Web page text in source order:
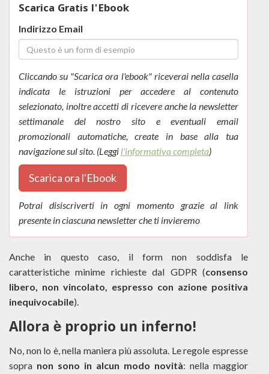
Scarica Gratis l'Ebook
Indirizzo Email
Cliccando su "Scarica ora l'ebook" riceverai nella casella
indicata le istruzioni per accedere al contenuto
selezionato, inoltre accetti di ricevere anche la newsletter
settimanale del nostro sito e eventuali email
promozionali automatiche, create in base alla tua
navigazione sul sito. (Leggi l'informativa completa)
Scarica ora l'Ebook
Potrai disiscriverti in ogni momento grazie al link
presente in ciascuna newsletter che ti invieremo
Anche in questo caso, il form non soddisfa le
caratteristiche minime richieste dal GDPR (consenso
libero, non vincolato, espresso con azione positiva
inequivocabile).
Allora è proprio un inferno!
No, non lo è, nella maniera più assoluta. Le regole espresse
sopra non sono in alcun modo novità: nella maggior